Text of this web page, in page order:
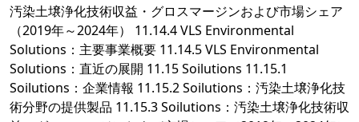
汚染土壌浄化技術収益・グロスマージンおよび市場シェア
（2019年～2024年） 11.14.4 VLS Environmental
Solutions：主要事業概要 11.14.5 VLS Environmental
Solutions：直近の展開 11.15 Soilutions 11.15.1
Soilutions：企業情報 11.15.2 Soilutions：汚染土壌浄化技
術分野の提供製品 11.15.3 Soilutions：汚染土壌浄化技術収